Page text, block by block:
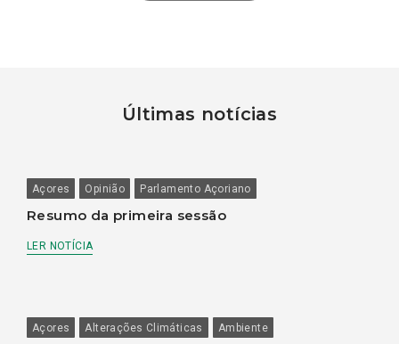
Últimas notícias
Açores Opinião Parlamento Açoriano
Resumo da primeira sessão
LER NOTÍCIA
Açores Alterações Climáticas Ambiente